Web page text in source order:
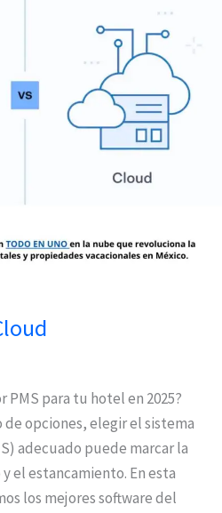
PMS para tu hotel en 2025?
de opciones, elegir el sistema
adecuado puede marcar la
el estancamiento. En esta
los mejores software del